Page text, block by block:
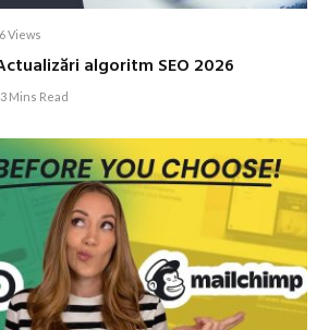
Views
algoritm SEO 2026
3 Mins Read